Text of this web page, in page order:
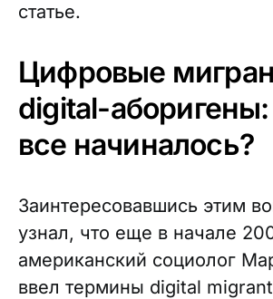
статье.
Цифровые
digital-аборигены:
все начиналось?
Заинтересовавшись этим
узнал, что еще в начале
американский социолог
ввел термины digital